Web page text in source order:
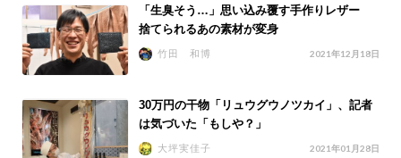
「生臭そう…」思い込み覆す手作りレザー
捨てられるあの素材が変身
竹田 和博 2021年12月18日
30万円の干物「リュウグウノツカイ」、記者
は気づいた「もしや？」
大坪実佳子 2021年01月28日